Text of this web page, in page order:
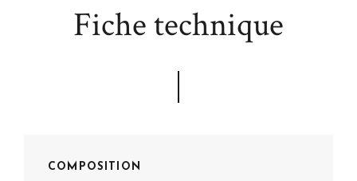
Fiche technique
COMPOSITION